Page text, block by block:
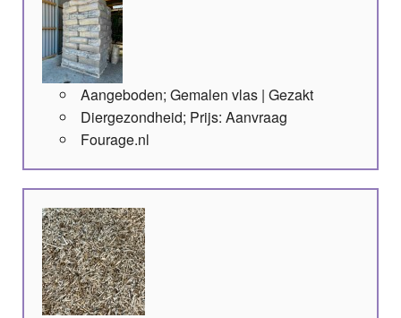
Aangeboden; Gemalen vlas | Gezakt
Diergezondheid; Prijs: Aanvraag
Fourage.nl